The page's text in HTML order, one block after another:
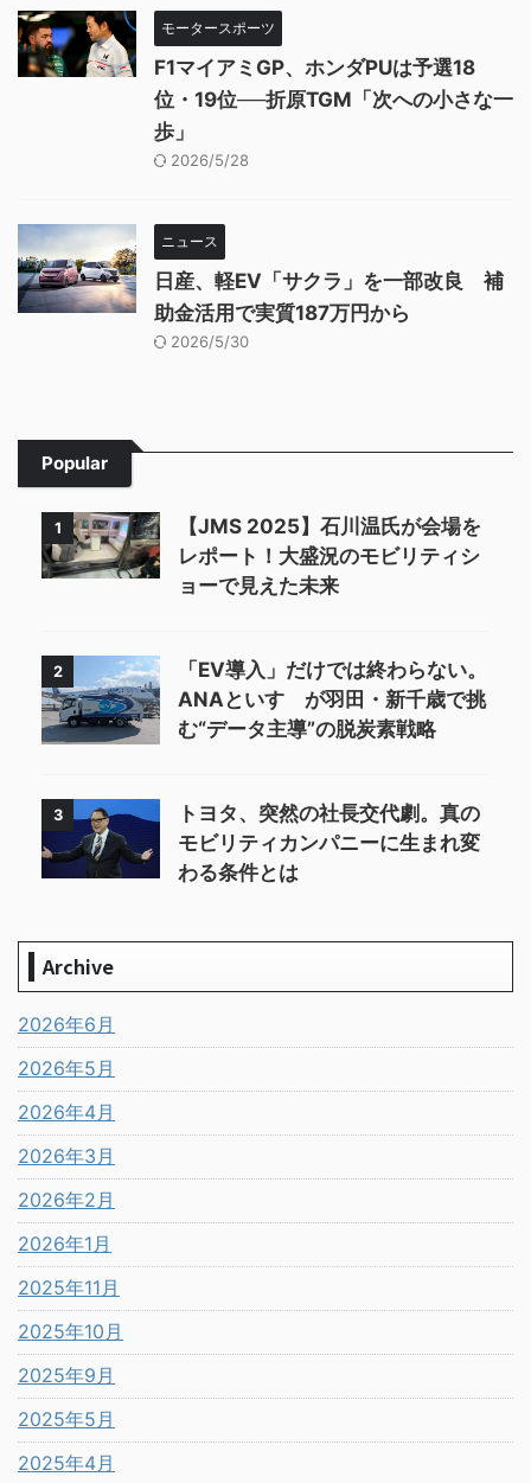
モータースポーツ
F1マイアミGP、ホンダPUは予選18
位・19位──折原TGM「次への小さな一
歩」
2026/5/28
ニュース
日産、軽EV「サクラ」を一部改良 補
助金活用で実質187万円から
2026/5/30
Popular
1
【JMS 2025】石川温氏が会場を
レポート！大盛況のモビリティシ
ョーで見えた未来
2
「EV導入」だけでは終わらない。
ANAといすゞが羽田・新千歳で挑
む“データ主導”の脱炭素戦略
3
トヨタ、突然の社長交代劇。真の
モビリティカンパニーに生まれ変
わる条件とは
Archive
2026年6月
2026年5月
2026年4月
2026年3月
2026年2月
2026年1月
2025年11月
2025年10月
2025年9月
2025年5月
2025年4月